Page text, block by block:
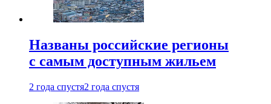
Названы российские регионы
с самым доступным жильем
2 года спустя2 года спустя